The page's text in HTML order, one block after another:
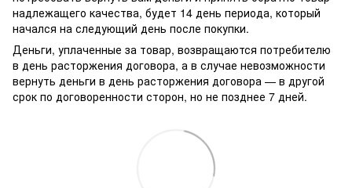
надлежащего качества, будет 14 день периода, который
начался на следующий день после покупки.
Деньги, уплаченные за товар, возвращаются потребителю
в день расторжения договора, а в случае невозможности
вернуть деньги в день расторжения договора — в другой
срок по договоренности сторон, но не позднее 7 дней.